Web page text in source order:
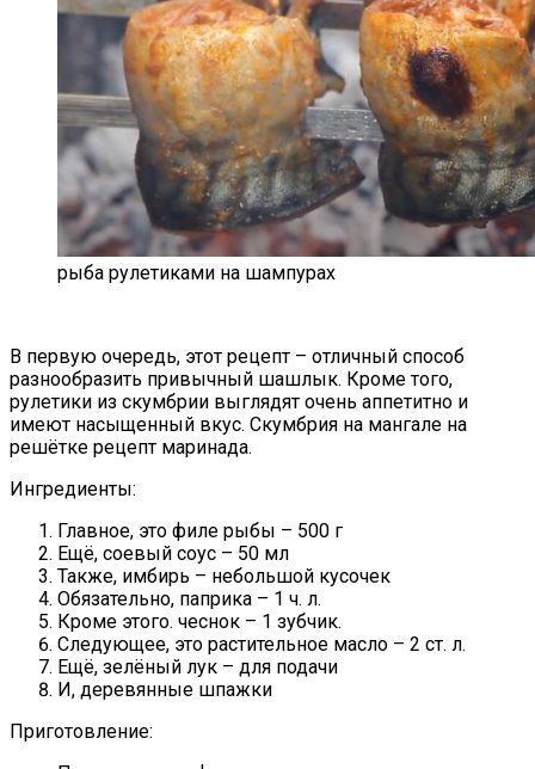
рыба рулетиками на шампурах
В первую очередь, этот рецепт – отличный способ
разнообразить привычный шашлык. Кроме того,
рулетики из скумбрии выглядят очень аппетитно и
имеют насыщенный вкус. Скумбрия на мангале на
решётке рецепт маринада.
Ингредиенты:
Главное, это филе рыбы – 500 г
Ещё, соевый соус – 50 мл
Также, имбирь – небольшой кусочек
Обязательно, паприка – 1 ч. л.
Кроме этого. чеснок – 1 зубчик.
Следующее, это растительное масло – 2 ст. л.
Ещё, зелёный лук – для подачи
И, деревянные шпажки
Приготовление: